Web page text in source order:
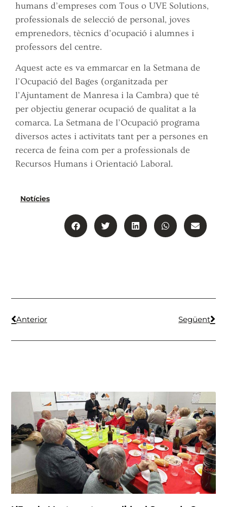
humans d’empreses com Tous o UVE Solutions,
professionals de selecció de personal, joves
emprenedors, tècnics d’ocupació i alumnes i
professors del centre.
Aquest acte es va emmarcar en la Setmana de
l’Ocupació del Bages (organitzada per
l’Ajuntament de Manresa i la Cambra) que té
per objectiu generar ocupació de qualitat a la
comarca. La Setmana de l’Ocupació programa
diversos actes i activitats tant per a persones en
recerca de feina com per a professionals de
Recursos Humans i Orientació Laboral.
Notícies
Anterior Següent